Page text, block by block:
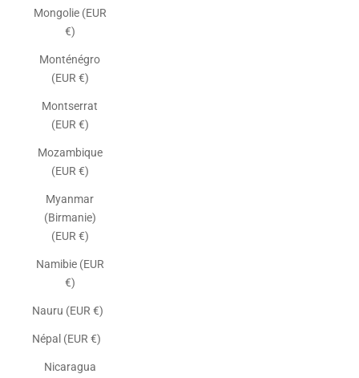
Mongolie (EUR
€)
Monténégro
(EUR €)
Montserrat
(EUR €)
Mozambique
(EUR €)
Myanmar
(Birmanie)
(EUR €)
Namibie (EUR
€)
Nauru (EUR €)
Népal (EUR €)
Nicaragua